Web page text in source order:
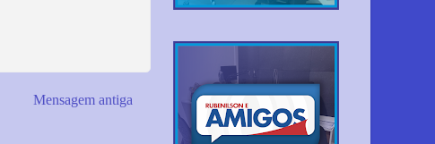
Mensagem antiga